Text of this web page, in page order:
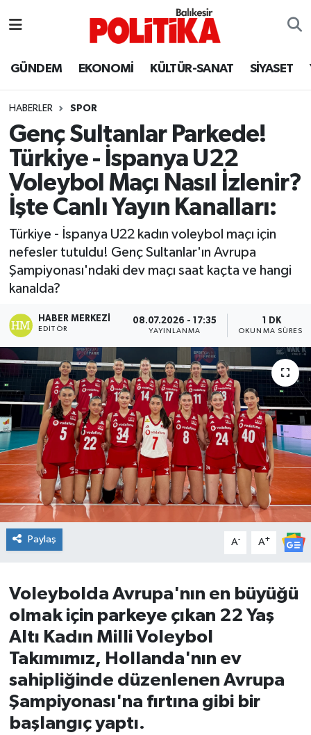
GÜNDEM EKONOMİ KÜLTÜR-SANAT SİYASET
HABERLER SPOR
Genç Sultanlar Parkede!
Türkiye - İspanya U22
Voleybol Maçı Nasıl İzlenir?
İşte Canlı Yayın Kanalları:
Türkiye - İspanya U22 kadın voleybol maçı için
nefesler tutuldu! Genç Sultanlar'ın Avrupa
Şampiyonası'ndaki dev maçı saat kaçta ve hangi
kanalda?
HABER MERKEZI
EDITÖR
08.07.2026 - 17:35
YAYINLANMA
1 DK
OKUNMA SÜRESI
Paylaş A- A+
Voleybolda Avrupa'nın en büyüğü
olmak için parkeye çıkan 22 Yaş
Altı Kadın Milli Voleybol
Takımımız, Hollanda'nın ev
sahipliğinde düzenlenen Avrupa
Şampiyonası'na fırtına gibi bir
başlangıç yaptı.
Ayvalık
Bandırma
Bigadiç
BİYOGRAFİLER
Burhaniye
Dursunbey
Edremit
EĞİTİM
EKONOMİ
Erdek
Gömeç
Gönen
Havran
İvrindi
KENT GÜNDEMİ
Kepsut
Balıkesir Hava Durumu
Balıkesir Namaz Vakitleri
Balıkesir Trafik Yoğunluk Haritası
Süper Lig Puan Durumu ve Fikstür
Tüm Manşetler
Son Dakika Haberleri